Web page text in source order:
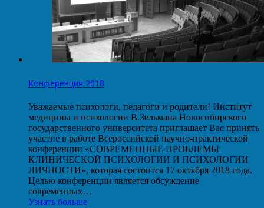
Конференция 2018
Уважаемые психологи, педагоги и родители! Институт
медицины и психологии В.Зельмана Новосибирского
государственного университета приглашает Вас принять
участие в работе Всероссийской научно-практической
конференции «СОВРЕМЕННЫЕ ПРОБЛЕМЫ
КЛИНИЧЕСКОЙ ПСИХОЛОГИИ И ПСИХОЛОГИИ
ЛИЧНОСТИ», которая состоится 17 октября 2018 года.
Целью конференции является обсуждение
современных…
Узнать больше